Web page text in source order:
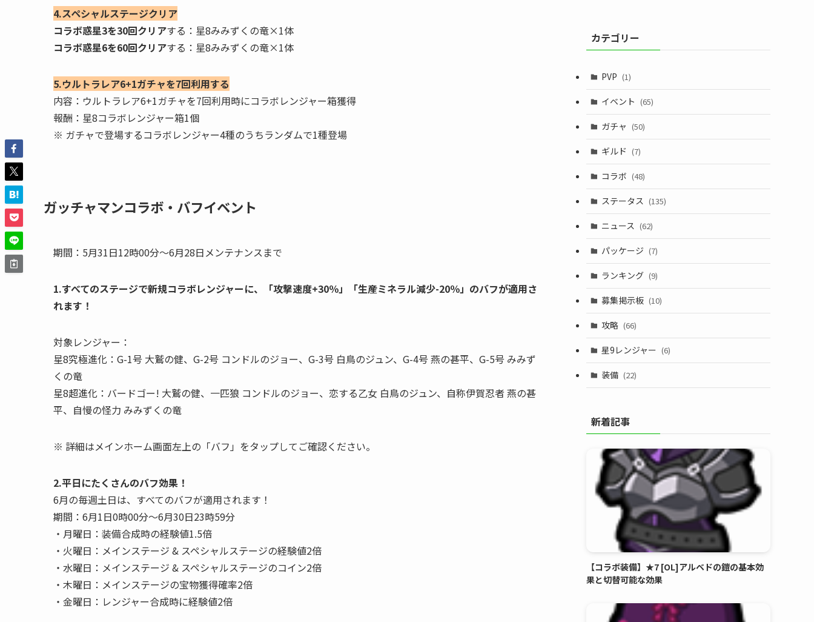
4.スペシャルステージクリア
コラボ惑星3を30回クリアする：星8みみずくの竜×1体
コラボ惑星6を60回クリアする：星8みみずくの竜×1体
5.ウルトラレア6+1ガチャを7回利用する
内容：ウルトラレア6+1ガチャを7回利用時にコラボレンジャー箱獲得
報酬：星8コラボレンジャー箱1個
※ ガチャで登場するコラボレンジャー4種のうちランダムで1種登場
ガッチャマンコラボ・バフイベント
期間：5月31日12時00分～6月28日メンテナンスまで
1.すべてのステージで新規コラボレンジャーに、「攻撃速度+30％」「生産ミネラル減少-20％」のバフが適用さ
れます！
対象レンジャー：
星8究極進化：G-1号 大鷲の健、G-2号 コンドルのジョー、G-3号 白鳥のジュン、G-4号 燕の甚平、G-5号 みみず
くの竜
星8超進化：バードゴー! 大鷲の健、一匹狼 コンドルのジョー、恋する乙女 白鳥のジュン、自称伊賀忍者 燕の甚
平、自慢の怪力 みみずくの竜
※ 詳細はメインホーム画面左上の「バフ」をタップしてご確認ください。
2.平日にたくさんのバフ効果！
6月の毎週土日は、すべてのバフが適用されます！
期間：6月1日0時00分～6月30日23時59分
・月曜日：装備合成時の経験値1.5倍
・火曜日：メインステージ & スペシャルステージの経験値2倍
・水曜日：メインステージ & スペシャルステージのコイン2倍
・木曜日：メインステージの宝物獲得確率2倍
・金曜日：レンジャー合成時に経験値2倍
カテゴリー
PVP (1)
イベント (65)
ガチャ (50)
ギルド (7)
コラボ (48)
ステータス (135)
ニュース (62)
パッケージ (7)
ランキング (9)
募集掲示板 (10)
攻略 (66)
星9レンジャー (6)
装備 (22)
新着記事
【コラボ装備】★7 [OL]アルベドの鎧の基本効
果と切替可能な効果